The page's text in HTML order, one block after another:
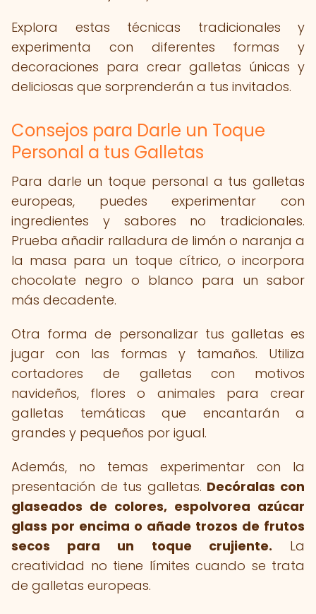
Explora estas técnicas tradicionales y
experimenta con diferentes formas y
decoraciones para crear galletas únicas y
deliciosas que sorprenderán a tus invitados.
Consejos para Darle un Toque
Personal a tus Galletas
Para darle un toque personal a tus galletas
europeas, puedes experimentar con
ingredientes y sabores no tradicionales.
Prueba añadir ralladura de limón o naranja a
la masa para un toque cítrico, o incorpora
chocolate negro o blanco para un sabor
más decadente.
Otra forma de personalizar tus galletas es
jugar con las formas y tamaños. Utiliza
cortadores de galletas con motivos
navideños, flores o animales para crear
galletas temáticas que encantarán a
grandes y pequeños por igual.
Además, no temas experimentar con la
presentación de tus galletas. Decóralas con
glaseados de colores, espolvorea azúcar
glass por encima o añade trozos de frutos
secos para un toque crujiente. La
creatividad no tiene límites cuando se trata
de galletas europeas.